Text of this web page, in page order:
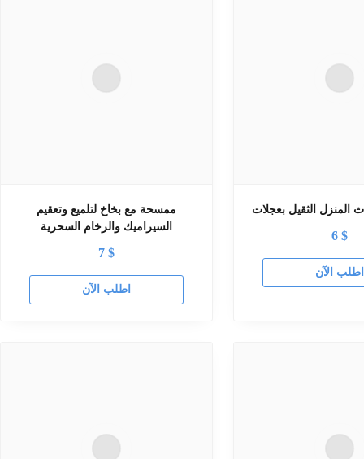
ممسحة مع بخاخ لتلميع وتعقيم
السيراميك والرخام السحرية
7 $
اطلب الآن
المنزل الثقيل بعجلات
6 $
اطلب الآن